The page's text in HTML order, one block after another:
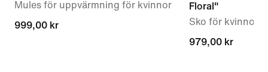
Mules för uppvärmning för kvinnor
999,00 kr
999,00 kr
Floral"
Sko för kvinnor
979,00 kr
979,00 kr